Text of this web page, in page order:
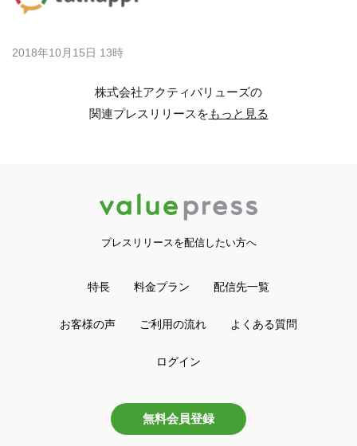
2018年10月15日 13時
株式会社アクティバリューズの
関連プレスリリースをもっと見る
プレスリリースを配信したい方へ
特長 料金プラン 配信先一覧
お客様の声 ご利用の流れ よくある質問
ログイン
無料会員登録